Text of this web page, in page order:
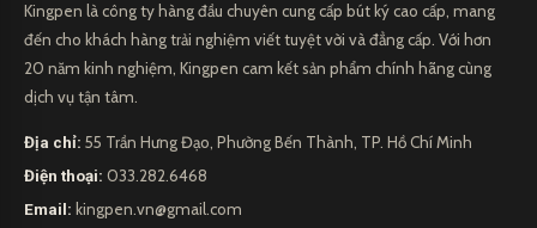
Kingpen là công ty hàng đầu chuyên cung cấp bút ký cao cấp, mang
đến cho khách hàng trải nghiệm viết tuyệt vời và đẳng cấp. Với hơn
20 năm kinh nghiệm, Kingpen cam kết sản phẩm chính hãng cùng
dịch vụ tận tâm.
Địa chỉ: 55 Trần Hưng Đạo, Phường Bến Thành, TP. Hồ Chí Minh
Điện thoại: 033.282.6468
Email: kingpen.vn@gmail.com